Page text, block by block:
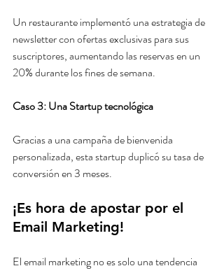
Un restaurante implementó una estrategia de
newsletter con ofertas exclusivas para sus
suscriptores, aumentando las reservas en un
20% durante los fines de semana.
Caso 3: Una Startup tecnológica
Gracias a una campaña de bienvenida
personalizada, esta startup duplicó su tasa de
conversión en 3 meses.
¡Es hora de apostar por el
Email Marketing!
El email marketing no es solo una tendencia